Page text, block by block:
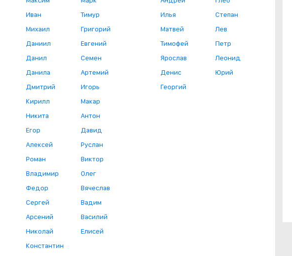
Иван
Михаил
Даниил
Данил
Данила
Дмитрий
Кирилл
Никита
Егор
Алексей
Роман
Владимир
Федор
Сергей
Арсений
Николай
Константин
Тимур
Григорий
Евгений
Семен
Артемий
Игорь
Макар
Антон
Давид
Руслан
Виктор
Олег
Вячеслав
Вадим
Василий
Елисей
Илья
Матвей
Тимофей
Ярослав
Денис
Георгий
Степан
Лев
Петр
Леонид
Юрий